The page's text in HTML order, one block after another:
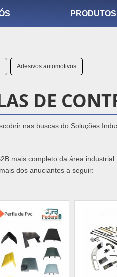
PRODUTOS
Adesivos automotivos
DE
nas buscas do Soluções
mais completo da área
dos anuciantes a seguir: